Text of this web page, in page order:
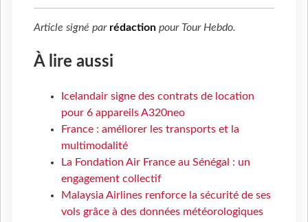
Article signé par rédaction pour Tour Hebdo.
À lire aussi
Icelandair signe des contrats de location
pour 6 appareils A320neo
France : améliorer les transports et la
multimodalité
La Fondation Air France au Sénégal : un
engagement collectif
Malaysia Airlines renforce la sécurité de ses
vols grâce à des données météorologiques